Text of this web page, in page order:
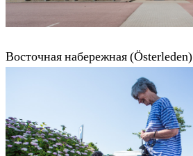
Восточная набережная (Österleden)